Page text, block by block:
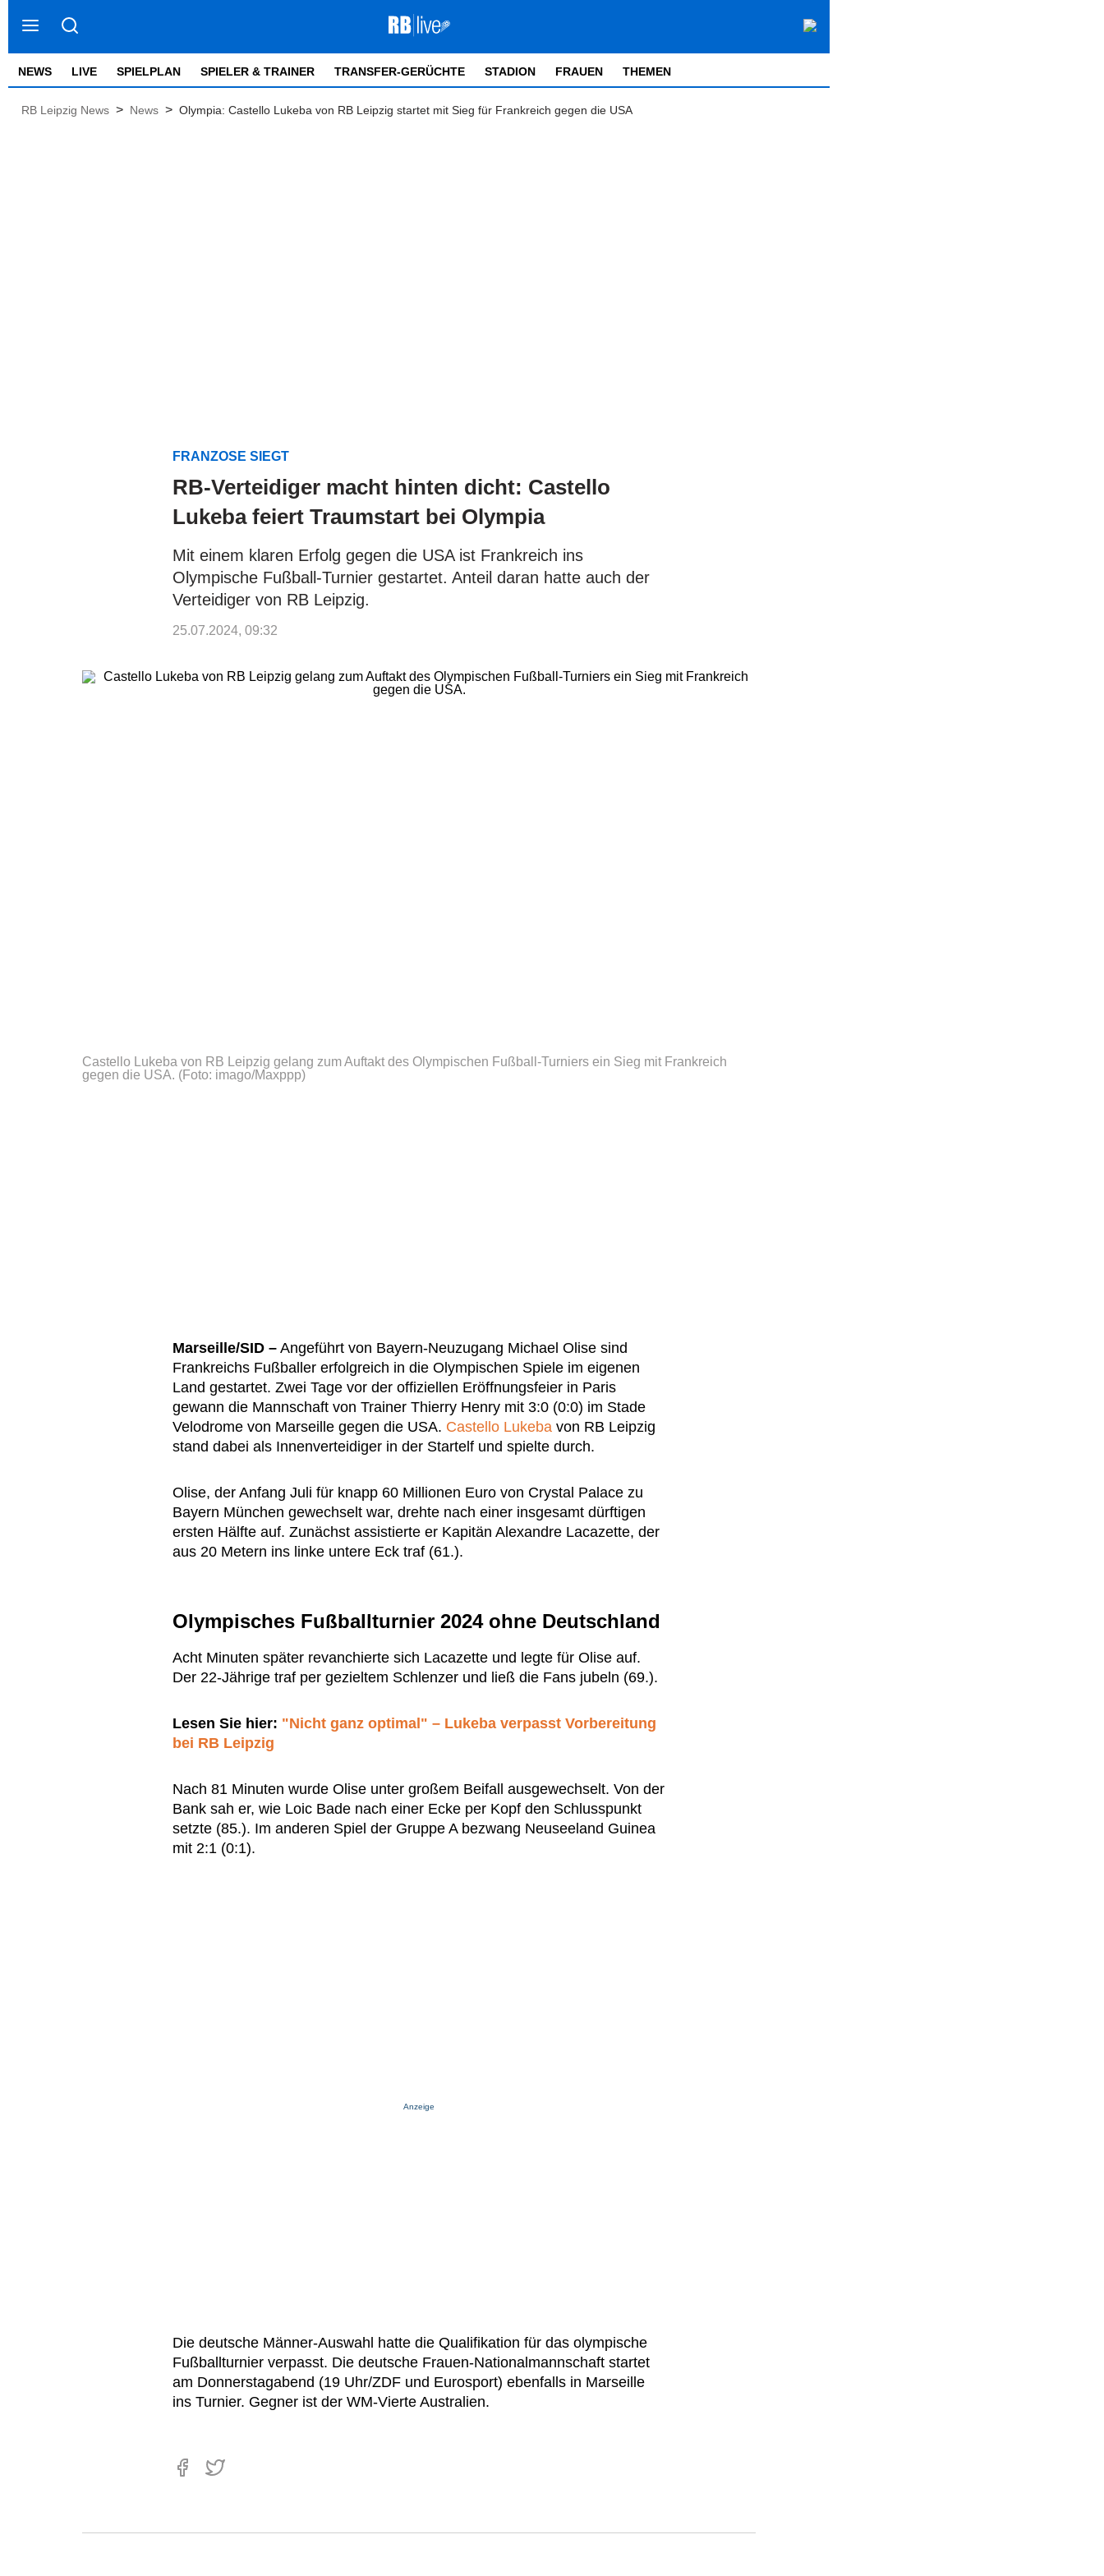
NEWS LIVE SPIELPLAN SPIELER & TRAINER TRANSFER-GERÜCHTE STADION FRAUEN THEMEN
RB Leipzig News > News > Olympia: Castello Lukeba von RB Leipzig startet mit Sieg für Frankreich gegen die USA
FRANZOSE SIEGT
RB-Verteidiger macht hinten dicht: Castello
Lukeba feiert Traumstart bei Olympia
Mit einem klaren Erfolg gegen die USA ist Frankreich ins
Olympische Fußball-Turnier gestartet. Anteil daran hatte auch der
Verteidiger von RB Leipzig.
25.07.2024, 09:32
Castello Lukeba von RB Leipzig gelang zum Auftakt des Olympischen Fußball-Turniers ein Sieg mit Frankreich
gegen die USA. (Foto: imago/Maxppp)
Marseille/SID – Angeführt von Bayern-Neuzugang Michael Olise sind
Frankreichs Fußballer erfolgreich in die Olympischen Spiele im eigenen
Land gestartet. Zwei Tage vor der offiziellen Eröffnungsfeier in Paris
gewann die Mannschaft von Trainer Thierry Henry mit 3:0 (0:0) im Stade
Velodrome von Marseille gegen die USA. Castello Lukeba von RB Leipzig
stand dabei als Innenverteidiger in der Startelf und spielte durch.
Olise, der Anfang Juli für knapp 60 Millionen Euro von Crystal Palace zu
Bayern München gewechselt war, drehte nach einer insgesamt dürftigen
ersten Hälfte auf. Zunächst assistierte er Kapitän Alexandre Lacazette, der
aus 20 Metern ins linke untere Eck traf (61.).
Olympisches Fußballturnier 2024 ohne Deutschland
Acht Minuten später revanchierte sich Lacazette und legte für Olise auf.
Der 22-Jährige traf per gezieltem Schlenzer und ließ die Fans jubeln (69.).
Lesen Sie hier: "Nicht ganz optimal" – Lukeba verpasst Vorbereitung
bei RB Leipzig
Nach 81 Minuten wurde Olise unter großem Beifall ausgewechselt. Von der
Bank sah er, wie Loic Bade nach einer Ecke per Kopf den Schlusspunkt
setzte (85.). Im anderen Spiel der Gruppe A bezwang Neuseeland Guinea
mit 2:1 (0:1).
Anzeige
Die deutsche Männer-Auswahl hatte die Qualifikation für das olympische
Fußballturnier verpasst. Die deutsche Frauen-Nationalmannschaft startet
am Donnerstagabend (19 Uhr/ZDF und Eurosport) ebenfalls in Marseille
ins Turnier. Gegner ist der WM-Vierte Australien.